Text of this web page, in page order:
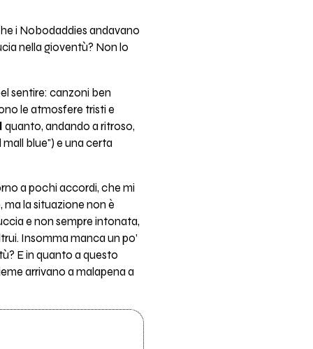
i Nobodaddies andavano
nella gioventù? Non lo
sentire: canzoni ben
le atmosfere tristi e
quanto, andando a ritroso,
blue") e una certa
a pochi accordi, che mi
la situazione non è
e non sempre intonata,
Insomma manca un po’
E in quanto a questo
arrivano a malapena a